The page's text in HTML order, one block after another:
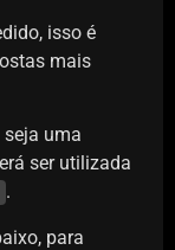
isso é
mais
seja uma
ser utilizada
.
para